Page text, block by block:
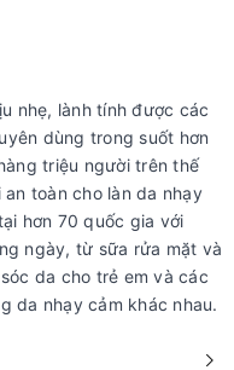
nhẹ, lành tính được các
dùng trong suốt hơn
triệu người trên thế
toàn cho làn da nhạy
hơn 70 quốc gia với
ngày, từ sữa rửa mặt và
da cho trẻ em và các
da nhạy cảm khác nhau.